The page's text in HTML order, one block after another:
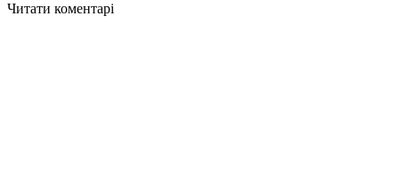
Читати коментарі